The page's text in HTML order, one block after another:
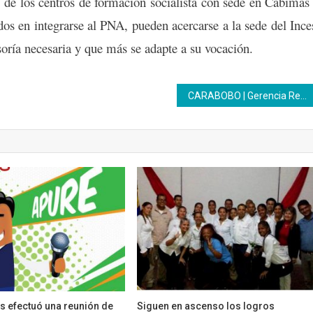
en integrarse al PNA, pueden acercarse a la sede del
necesaria y que más se adapte a su vocación.
efectuó una reunión de Siguen en ascenso los logros